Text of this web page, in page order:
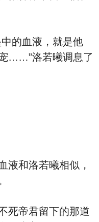
的血液，就是他
……”洛若曦调息了
和洛若曦相似，
帝君留下的那道